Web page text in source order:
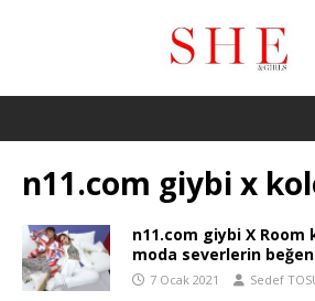
n11.com giybi x
n11.com giybi X
moda severlerin
7 Ocak 2021 Sedef